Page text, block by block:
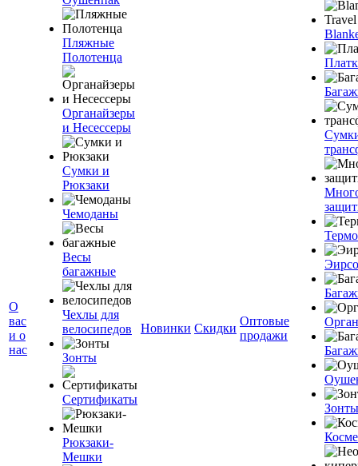
О
вас
и о
нас
Пляжные
Полотенца
Органайзеры
и Несессеры
Сумки и
Рюкзаки
Чемоданы
Весы
багажные
Чехлы для
велосипедов
Зонты
Сертификаты
Рюкзаки-
Мешки
Новинки Скидки
Оптовые
продажи
Зонты